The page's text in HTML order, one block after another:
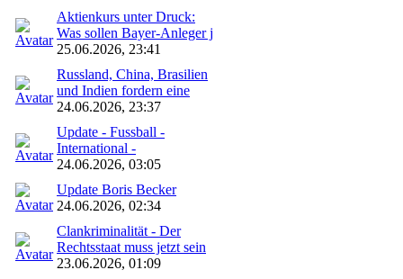
Aktienkurs unter Druck:
Was sollen Bayer-Anleger j
25.06.2026, 23:41
Russland, China, Brasilien
und Indien fordern eine
24.06.2026, 23:37
Update - Fussball -
International -
24.06.2026, 03:05
Update Boris Becker
24.06.2026, 02:34
Clankriminalität - Der
Rechtsstaat muss jetzt sein
23.06.2026, 01:09